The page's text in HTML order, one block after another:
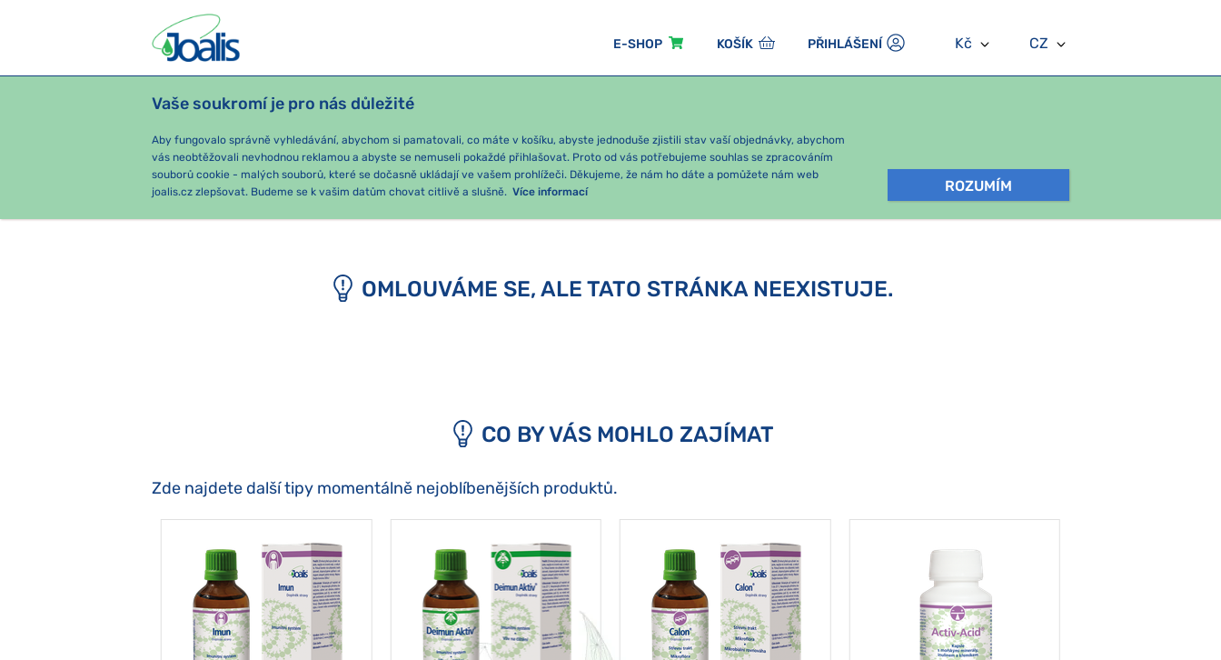
E-SHOP KOŠÍK PŘIHLÁŠENÍ Kč CZ
Vaše soukromí je pro nás důležité
Aby fungovalo správně vyhledávání, abychom si pamatovali, co máte v košíku, abyste jednoduše zjistili stav vaší objednávky, abychom
vás neobtěžovali nevhodnou reklamou a abyste se nemuseli pokaždé přihlašovat. Proto od vás potřebujeme souhlas se zpracováním
souborů cookie - malých souborů, které se dočasně ukládají ve vašem prohlížeči. Děkujeme, že nám ho dáte a pomůžete nám web
joalis.cz zlepšovat. Budeme se k vašim datům chovat citlivě a slušně. Více informací ROZUMÍM
PRODUKTY PODLE OBTÍŽÍ SEZÓNNÍ BALÍČKY
e-shop Joalis
OMLOUVÁME SE, ALE TATO STRÁNKA NEEXISTUJE.
CO BY VÁS MOHLO ZAJÍMAT
Zde najdete další tipy momentálně nejoblíbenějších produktů.